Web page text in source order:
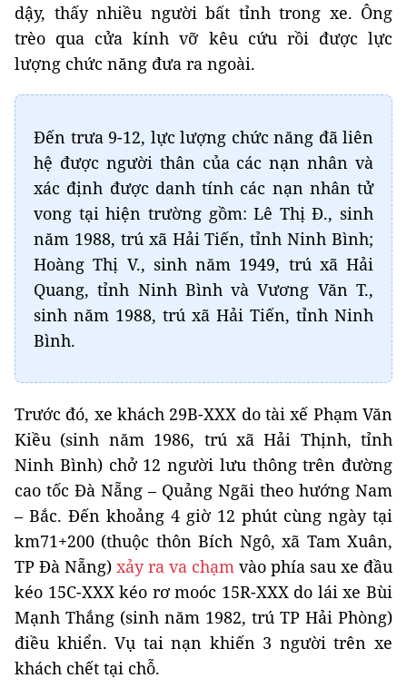
dậy, thấy nhiều người bất tỉnh trong xe. Ông
trèo qua cửa kính vỡ kêu cứu rồi được lực
lượng chức năng đưa ra ngoài.
Đến trưa 9-12, lực lượng chức năng đã liên
hệ được người thân của các nạn nhân và
xác định được danh tính các nạn nhân tử
vong tại hiện trường gồm: Lê Thị Đ., sinh
năm 1988, trú xã Hải Tiến, tỉnh Ninh Bình;
Hoàng Thị V., sinh năm 1949, trú xã Hải
Quang, tỉnh Ninh Bình và Vương Văn T.,
sinh năm 1988, trú xã Hải Tiến, tỉnh Ninh
Bình.
Trước đó, xe khách 29B-XXX do tài xế Phạm Văn
Kiều (sinh năm 1986, trú xã Hải Thịnh, tỉnh
Ninh Bình) chở 12 người lưu thông trên đường
cao tốc Đà Nẵng – Quảng Ngãi theo hướng Nam
– Bắc. Đến khoảng 4 giờ 12 phút cùng ngày tại
km71+200 (thuộc thôn Bích Ngô, xã Tam Xuân,
TP Đà Nẵng) xảy ra va chạm vào phía sau xe đầu
kéo 15C-XXX kéo rơ moóc 15R-XXX do lái xe Bùi
Mạnh Thắng (sinh năm 1982, trú TP Hải Phòng)
điều khiển. Vụ tai nạn khiến 3 người trên xe
khách chết tại chỗ.